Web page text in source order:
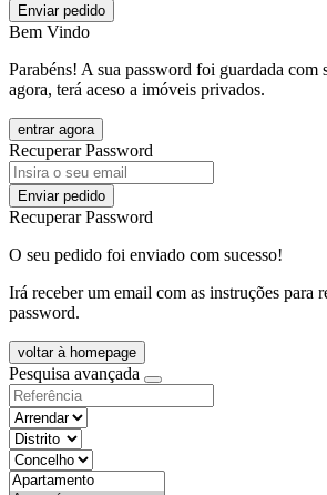
Enviar pedido
Bem Vindo
Parabéns! A sua password foi guardada com
agora, terá aceso a imóveis privados.
entrar agora
Recuperar Password
Enviar pedido
Recuperar Password
O seu pedido foi enviado com sucesso!
Irá receber um email com as instruções para
password.
voltar à homepage
Pesquisa avançada
objective
districtId
countyId
types